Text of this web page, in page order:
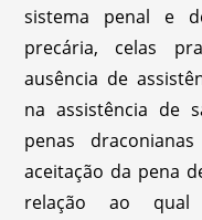
sistema penal e
precária, celas
ausência de
na assistência de
penas
aceitação da pena
relação ao qual